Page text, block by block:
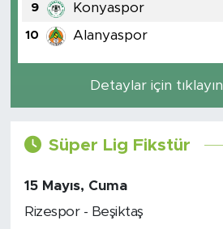
9 Konyaspor
10 Alanyaspor
Detaylar için tıklayın
Süper Lig Fikstür
15 Mayıs, Cuma
Rizespor - Beşiktaş